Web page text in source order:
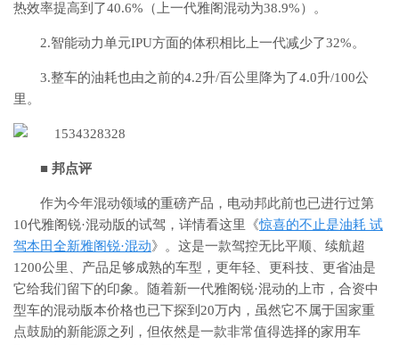
热效率提高到了40.6%（上一代雅阁混动为38.9%）。
2.智能动力单元IPU方面的体积相比上一代减少了32%。
3.整车的油耗也由之前的4.2升/百公里降为了4.0升/100公
里。
■ 邦点评
作为今年混动领域的重磅产品，电动邦此前也已进行过第
10代雅阁锐·混动版的试驾，详情看这里《惊喜的不止是油耗 试
驾本田全新雅阁锐·混动》。这是一款驾控无比平顺、续航超
1200公里、产品足够成熟的车型，更年轻、更科技、更省油是
它给我们留下的印象。随着新一代雅阁锐·混动的上市，合资中
型车的混动版本价格也已下探到20万内，虽然它不属于国家重
点鼓励的新能源之列，但依然是一款非常值得选择的家用车